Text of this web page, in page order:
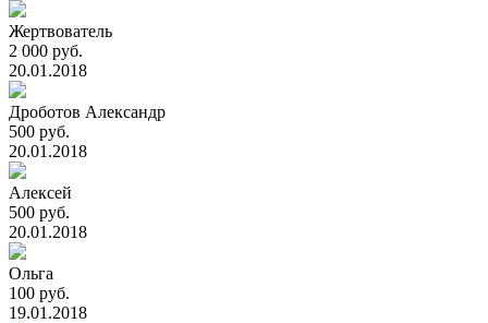
Жертвователь
2 000 руб.
20.01.2018
Дроботов Александр
500 руб.
20.01.2018
Алексей
500 руб.
20.01.2018
Ольга
100 руб.
19.01.2018